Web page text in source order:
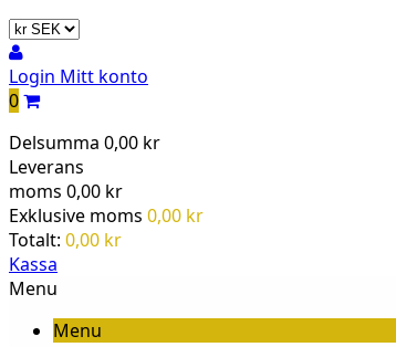
Login Mitt konto
0
Delsumma 0,00 kr
Leverans
moms 0,00 kr
Exklusive moms 0,00 kr
Totalt: 0,00 kr
Kassa
Menu
Menu